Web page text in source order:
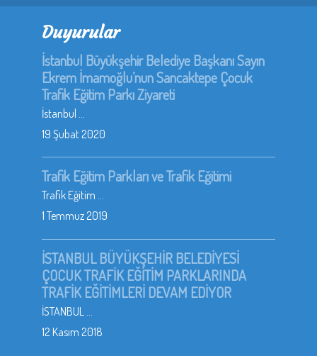
Duyurular
İstanbul Büyükşehir Belediye Başkanı Sayın
Ekrem İmamoğlu’nun Sancaktepe Çocuk
Trafik Eğitim Parkı Ziyareti
İstanbul ...
19 Şubat 2020
Trafik Eğitim Parkları ve Trafik Eğitimi
Trafik Eğitim ...
1 Temmuz 2019
İSTANBUL BÜYÜKŞEHİR BELEDİYESİ
ÇOCUK TRAFİK EĞİTİM PARKLARINDA
TRAFİK EĞİTİMLERİ DEVAM EDİYOR
İSTANBUL ...
12 Kasım 2018